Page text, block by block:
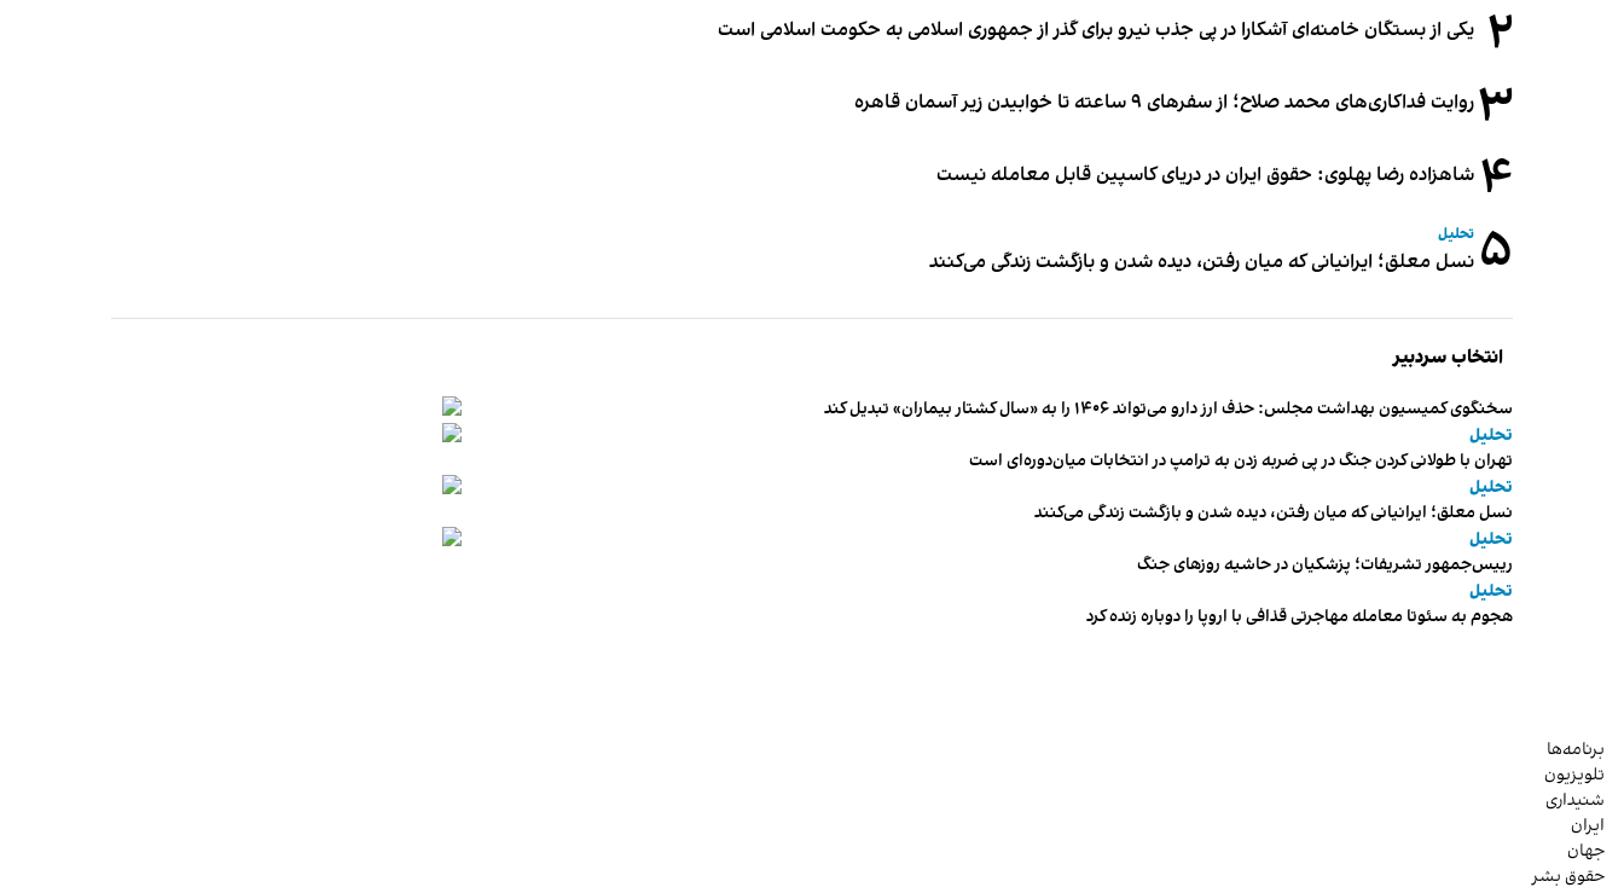
۲ یکی از بستگان خامنه‌ای آشکارا در پی جذب نیرو برای گذر از جمهوری اسلامی به حکومت اسلامی است
۳روایت فداکاری‌های محمد صلاح؛ از سفرهای ۹ ساعته تا خوابیدن زیر آسمان قاهره
۴ شاهزاده رضا پهلوی: حقوق ایران در دریای کاسپین قابل معامله نیست
۵ تحلیل
نسل معلق؛ ایرانیانی که میان رفتن، دیده شدن و بازگشت زندگی می‌کنند
انتخاب سردبیر
سخنگوی کمیسیون بهداشت مجلس: حذف ارز دارو می‌تواند ۱۴۰۶ را به «سال کشتار بیماران» تبدیل کند
تحلیل
تهران با طولانی کردن جنگ در پی ضربه زدن به ترامپ در انتخابات میان‌دوره‌ای است
تحلیل
نسل معلق؛ ایرانیانی که میان رفتن، دیده شدن و بازگشت زندگی می‌کنند
تحلیل
رییس‌جمهور تشریفات؛ پزشکیان در حاشیه روزهای جنگ
تحلیل
هجوم به سئوتا معامله مهاجرتی قذافی با اروپا را دوباره زنده کرد
برنامه‌ها
تلویزیون
شنیداری
ایران
جهان
حقوق بشر